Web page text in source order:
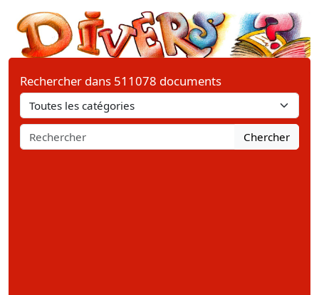
Rechercher dans 511078 documents
Chercher